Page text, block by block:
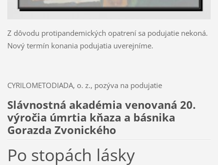
Z dôvodu protipandemických opatrení sa podujatie nekoná.
Nový termín konania podujatia uverejníme.
CYRILOMETODIADA, o. z., pozýva na podujatie
Slávnostná akadémia venovaná 20.
výročia úmrtia kňaza a básnika
Gorazda Zvonického
Po stopách lásky